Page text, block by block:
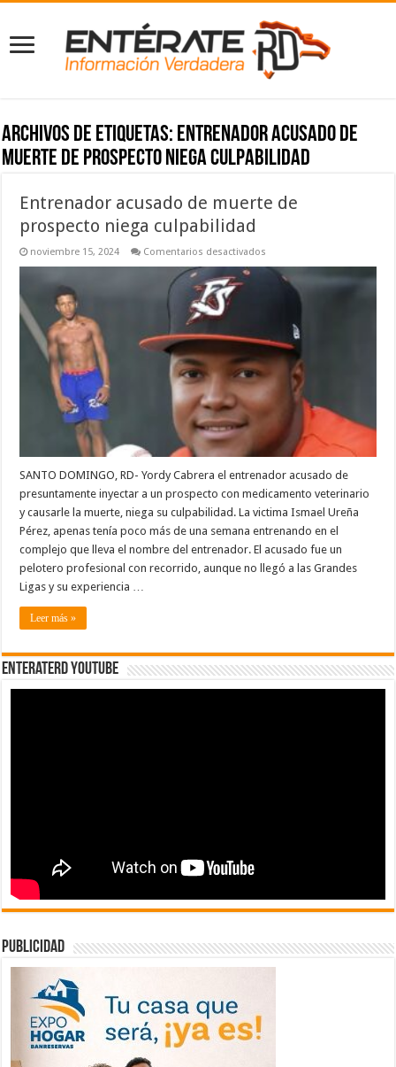
Archivos de etiquetas: Entrenador acusado de
muerte de prospecto niega culpabilidad
Entrenador acusado de muerte de
prospecto niega culpabilidad
noviembre 15, 2024 Comentarios desactivados
acusado
muerte
culpabilidad
SANTO DOMINGO, RD- Yordy Cabrera el entrenador acusado de
presuntamente inyectar a un prospecto con medicamento veterinario
y causarle la muerte, niega su culpabilidad. La victima Ismael Ureña
Pérez, apenas tenía poco más de una semana entrenando en el
complejo que lleva el nombre del entrenador. El acusado fue un
pelotero profesional con recorrido, aunque no llegó a las Grandes
Ligas y su experiencia …
Leer más »
EnterateRD YOUTUBE
publicidad